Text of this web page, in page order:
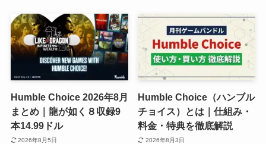
Humble Choice 2026年8月
まとめ｜龍が如く８収録9
本14.99ドル
2026年8月5日
Humble Choice（ハンブル
チョイス）とは｜仕組み・
料金・特典を徹底解説
2026年8月3日